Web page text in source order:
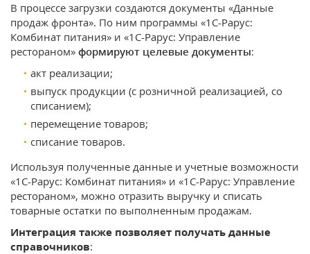
В процессе загрузки создаются документы «Данные
продаж фронта». По ним программы «1С-Рарус:
Комбинат питания» и «1С-Рарус: Управление
рестораном» формируют целевые документы:
акт реализации;
выпуск продукции (с розничной реализацией, со
списанием);
перемещение товаров;
списание товаров.
Используя полученные данные и учетные возможности
«1С-Рарус: Комбинат питания» и «1С-Рарус: Управление
рестораном», можно отразить выручку и списать
товарные остатки по выполненным продажам.
Интеграция также позволяет получать данные
справочников: